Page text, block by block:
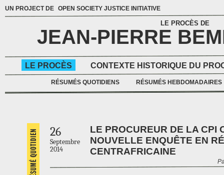
UN PROJECT DE OPEN SOCIETY JUSTICE INITIATIVE
LE PROCÈS DE
JEAN-PIERRE
LE PROCÈS CONTEXTE HISTORIQUE DU
RÉSUMÉS QUOTIDIENS RÉSUMÉS HEBDOMADAIRES
26
Septembre
2014
LE PROCUREUR DE LA CPI
NOUVELLE ENQUÊTE EN
CENTRAFRICAINE